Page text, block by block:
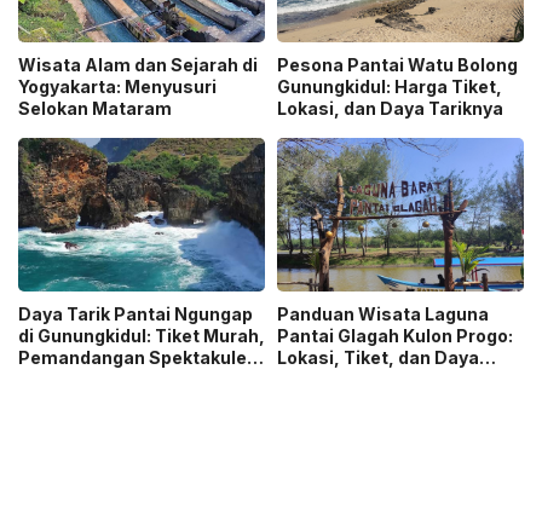
Wisata Alam dan Sejarah di
Yogyakarta: Menyusuri
Selokan Mataram
Pesona Pantai Watu Bolong
Gunungkidul: Harga Tiket,
Lokasi, dan Daya Tariknya
Daya Tarik Pantai Ngungap
di Gunungkidul: Tiket Murah,
Pemandangan Spektakuler,
Panduan Wisata Laguna
Pantai Glagah Kulon Progo:
Lokasi, Tiket, dan Daya